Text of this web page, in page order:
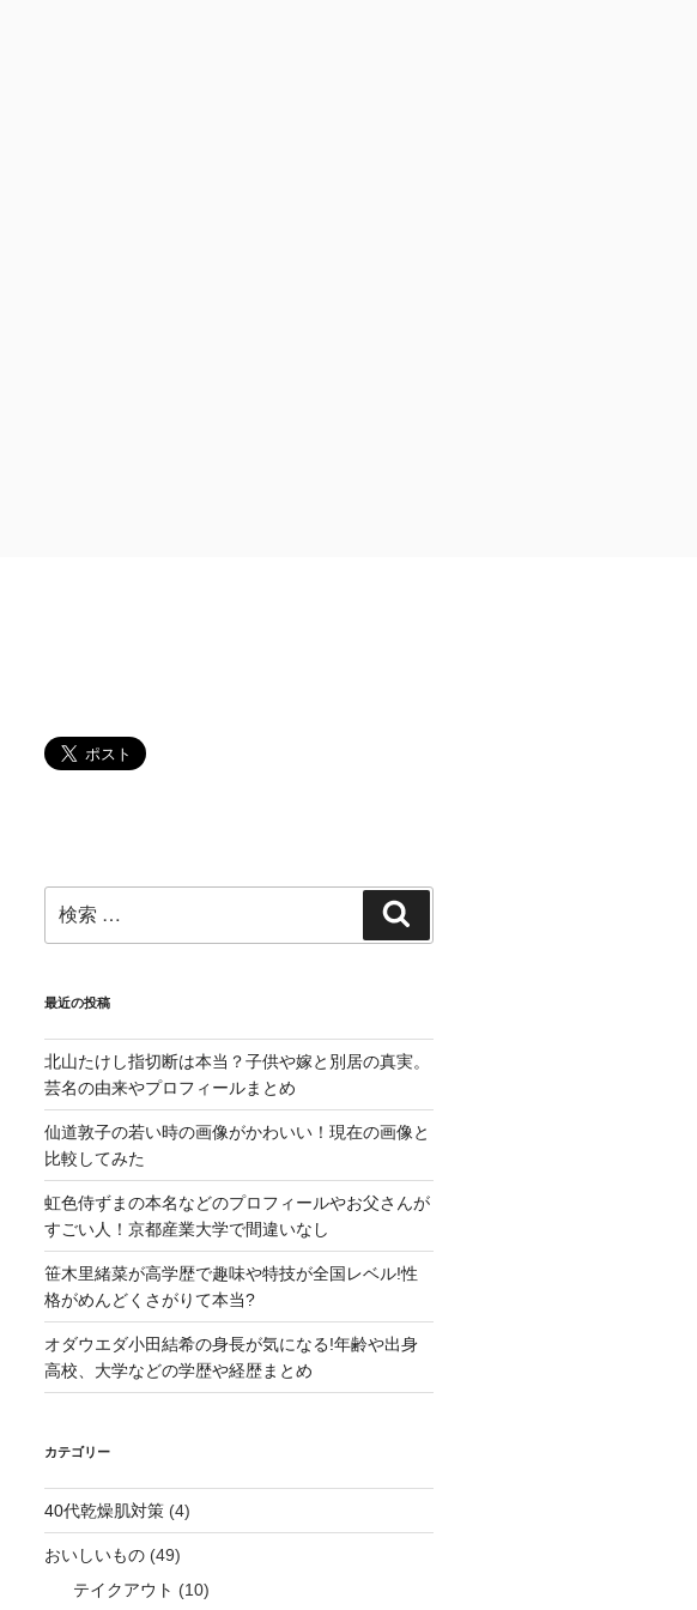
索:
索
最近の投稿
北山たけし指切断は本当？子供や嫁と別居の真実。
芸名の由来やプロフィールまとめ
仙道敦子の若い時の画像がかわいい！現在の画像と
比較してみた
虹色侍ずまの本名などのプロフィールやお父さんが
すごい人！京都産業大学で間違いなし
笹木里緒菜が高学歴で趣味や特技が全国レベル!性
格がめんどくさがりて本当?
オダウエダ小田結希の身長が気になる!年齢や出身
高校、大学などの学歴や経歴まとめ
カテゴリー
40代乾燥肌対策(4)
おいしいもの(49)
テイクアウト (10)